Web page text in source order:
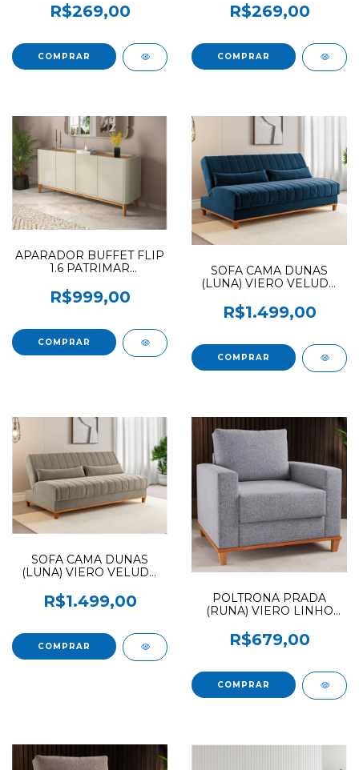
R$269,00 R$269,00
APARADOR BUFFET FLIP
1.6 PATRIMAR
WHITE NOVO COD650
R$999,00
SOFA CAMA DUNAS
(LUNA) VIERO VELUDO
R$1.499,00
SOFA CAMA DUNAS
(LUNA) VIERO VELUDO
R$1.499,00
POLTRONA PRADA
(RUNA) VIERO LINHO
R$679,00